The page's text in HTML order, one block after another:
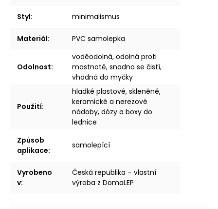
Styl: minimalismus
Materiál: PVC samolepka
Odolnost:
voděodolná, odolná proti
mastnotě, snadno se čistí,
vhodná do myčky
Použití:
hladké plastové, skleněné,
keramické a nerezové
nádoby, dózy a boxy do
lednice
Způsob
aplikace:
samolepící
Vyrobeno
v:
Česká republika – vlastní
výroba z DomaLEP